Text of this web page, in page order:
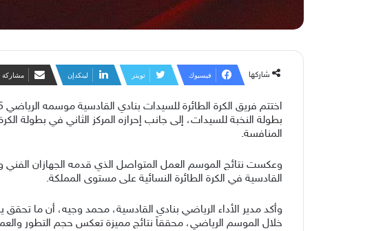
شاركها فيسبوك تويتر لينكدإن مشاركة
بطولة النخبة للسيدات، إلى جانب إحرازه المركز الثاني في بطولة
المنافسة.
وعكست نتائج الموسم العمل المتواصل الذي قدمه الجهازان
القادسية في الكرة الطائرة النسائية على مستوى المملكة.
وأكد مدير الأداء الرياضي بنادي القادسية، محمد وجيه، أن ما
خلال الموسم الرياضي، محققاََ نتائج مميزة تعكس حجم التطور